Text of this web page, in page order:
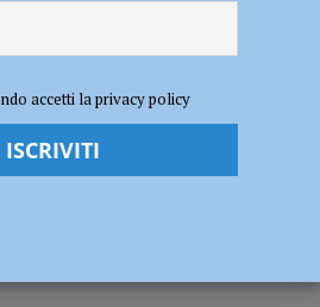
di via Deledda, muore un operaio di 58
in un cantiere edile di
accetti la privacy policy